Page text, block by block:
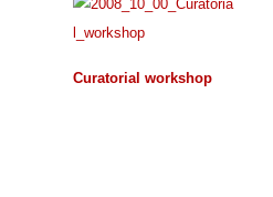
Curatorial workshop